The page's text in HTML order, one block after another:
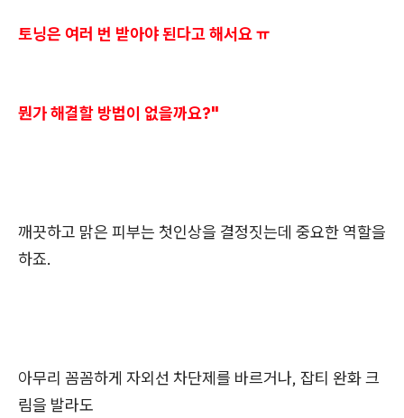
토닝은 여러 번 받아야 된다고 해서요 ㅠ
뭔가 해결할 방법이 없을까요?"
깨끗하고 맑은 피부는 첫인상을 결정짓는데 중요한 역할을
하죠.
아무리 꼼꼼하게 자외선 차단제를 바르거나, 잡티 완화 크
림을 발라도